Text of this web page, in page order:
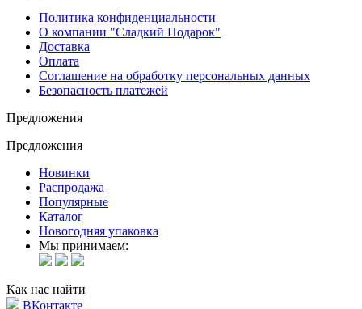
Политика конфиденциальности
О компании "Сладкий Подарок"
Доставка
Оплата
Соглашение на обработку персональных данных
Безопасность платежей
Предложения
Предложения
Новинки
Распродажа
Популярные
Каталог
Новогодняя упаковка
Мы принимаем:
Как нас найти
ВКонтакте